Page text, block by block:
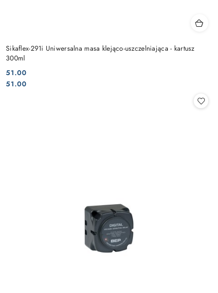
Sikaflex-291i Uniwersalna masa klejąco-uszczelniająca - kartusz
300ml
Cena:
51.00
Cena:
51.00